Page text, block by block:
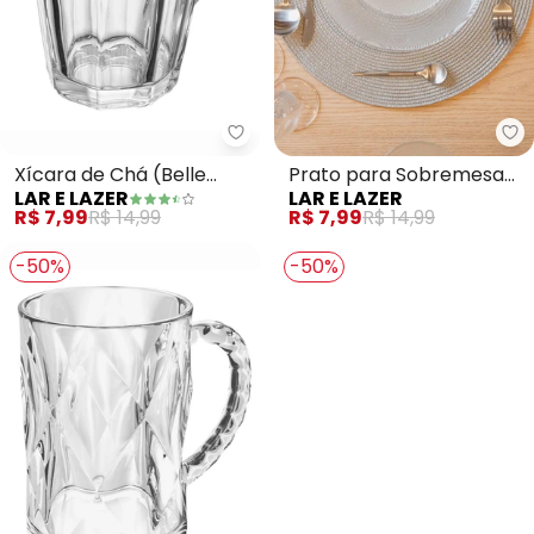
Lar e Lazer - Xícara de Chá
Xícara de Chá (Belle
Epoque) 180ml
LAR E LAZER
R$ 7,99R$ 14,99
Prato para Sobremesa
(Pontiê)
LAR E LAZER
R$ 7,99R$ 14,99
-50%
-50%